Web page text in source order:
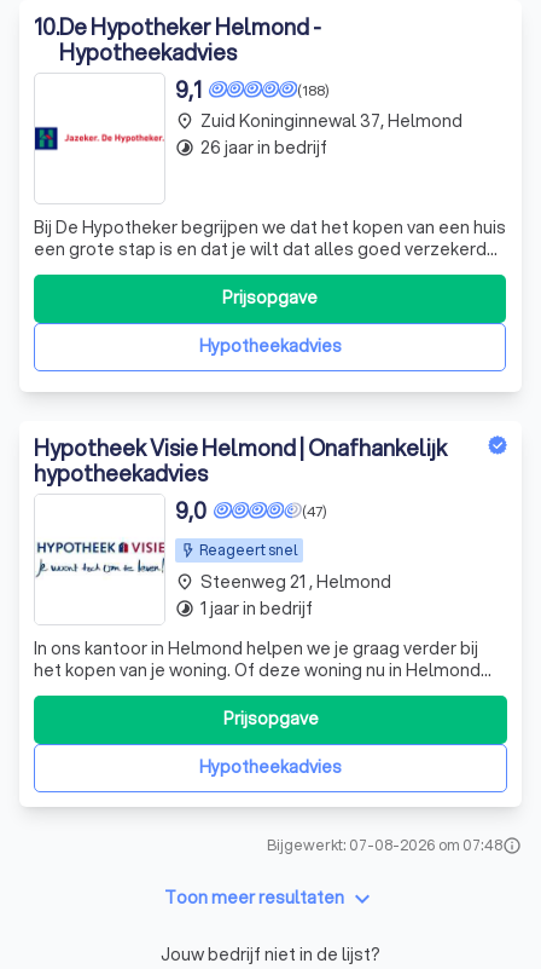
10.De Hypotheker Helmond -
Hypotheekadvies
(188)
9,1
Bij De Hypotheker begrijpen we dat het kopen van een huis
een grote stap is en dat je wilt dat alles goed verzekerd
is. Daarom bieden we een uitgebreid scala aan
verzekeringen, waaronder opstal-, inboedel-,
aansprakelijkheids- en rechtsbijstandverzekeringen. Ons
All In Woonpakket is speciaal ontworp
Hypotheekadvies
Prijsopgave
place Zuid Koninginnewal 37, Helmond
timelapse 26 jaar in bedrijf
Hypotheek Visie Helmond | Onafhankelijk
hypotheekadvies
Reageert snel
(47)
9,0
In ons kantoor in Helmond helpen we je graag verder bij
het kopen van je woning. Of deze woning nu in Helmond
ligt of aan de andere kant van het land. Het eerste
kennismakingsgesprek is volledig gratis. Hierin leggen we
je uit hoe wij jou kunnen helpen, en beginnen we bij het
schetsen van de mogeliHypotheekadvies
Prijsopgave
place Steenweg 21 , Helmond
timelapse 1 jaar in bedrijf
Bijgewerkt: 07-08-2026 om 07:48info
Toon meer resultaten keyboard_arrow_down
Jouw bedrijf niet in de lijst?